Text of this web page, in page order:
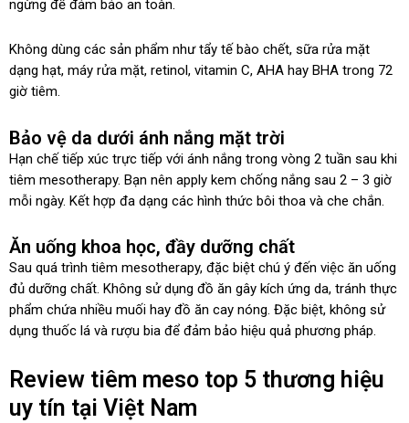
ngừng để đảm bảo an toàn.
Không dùng các sản phẩm như tẩy tế bào chết, sữa rửa mặt
dạng hạt, máy rửa mặt, retinol, vitamin C, AHA hay BHA trong 72
giờ tiêm.
Bảo vệ da dưới ánh nắng mặt trời
Hạn chế tiếp xúc trực tiếp với ánh nắng trong vòng 2 tuần sau khi
tiêm mesotherapy. Bạn nên apply kem chống nắng sau 2 – 3 giờ
mỗi ngày. Kết hợp đa dạng các hình thức bôi thoa và che chắn.
Ăn uống khoa học, đầy dưỡng chất
Sau quá trình tiêm mesotherapy, đặc biệt chú ý đến việc ăn uống
đủ dưỡng chất. Không sử dụng đồ ăn gây kích ứng da, tránh thực
phẩm chứa nhiều muối hay đồ ăn cay nóng. Đặc biệt, không sử
dụng thuốc lá và rượu bia để đảm bảo hiệu quả phương pháp.
Review tiêm meso top 5 thương hiệu
uy tín tại Việt Nam